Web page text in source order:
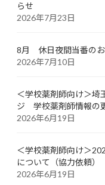
らせ
2026年7月23日
8月 休日夜間当番の
2026年7月10日
＜学校薬剤師向け＞埼
ジ 学校薬剤師情報の
2026年6月19日
＜学校薬剤師向け＞
について（協力依頼）
2026年6月19日